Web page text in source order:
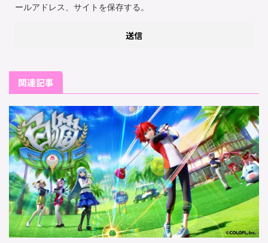
ールアドレス、サイトを保存する。
関連記事